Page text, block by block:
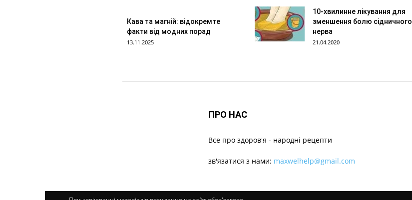
Кава та магній: відокремте
факти від модних порад
13.11.2025
10-хвилинне лікування для
зменшення болю сідничного
нерва
21.04.2020
ПРО НАС
Все про здоров'я - народні рецепти
зв'язатися з нами: maxwelhelp@gmail.com